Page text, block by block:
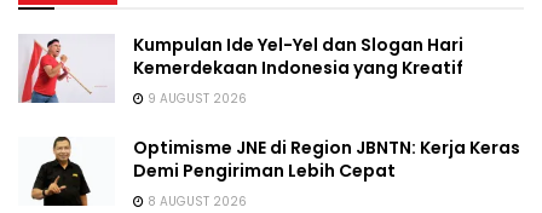
Kumpulan Ide Yel-Yel dan Slogan Hari
Kemerdekaan Indonesia yang Kreatif
9 AUGUST 2026
Optimisme JNE di Region JBNTN: Kerja Keras
Demi Pengiriman Lebih Cepat
8 AUGUST 2026